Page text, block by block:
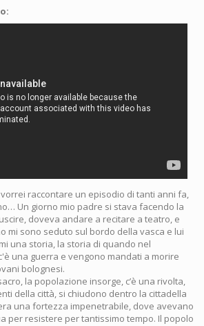
raccontare un episodio di tanti anni fa,
Un giorno mio padre si stava facendo la
doveva andare a recitare a teatro, e
mi sono seduto sul bordo della vasca e lui
una storia, la storia di quando nel
una guerra e vengono mandati a morire
bolognesi.
la popolazione insorge, c’è una rivolta,
della città, si chiudono dentro la cittadella
una fortezza impenetrabile, dove avevano
per resistere per tantissimo tempo. Il popolo